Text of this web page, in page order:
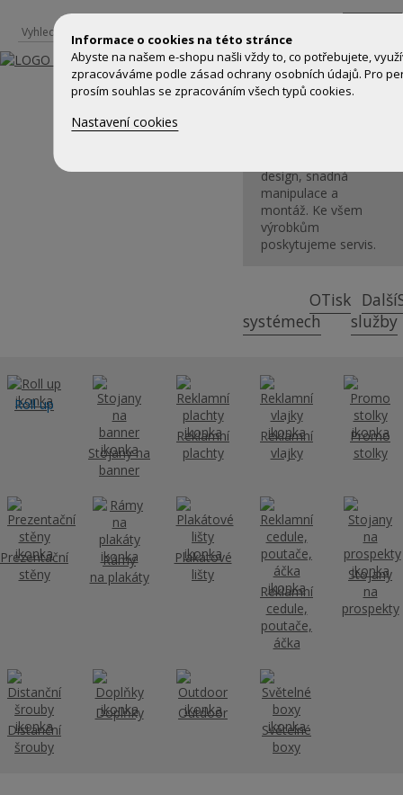
Výstavní,
prezentační a
design, snadná
manipulace a
montáž. Ke všem
výrobkům
poskytujeme servis.
O
systémech
Tisk Další
služby
Roll up
Stojany na
banner
Reklamní
plachty
Reklamní
vlajky
Promo
stolky
Prezentační
stěny
Rámy
na plakáty
Plakátové
lišty
Reklamní
cedule,
poutače,
áčka
Stojany
na
prospekty
Distanční
šrouby
Doplňky
Outdoor
Světelné
boxy
Informace o cookies na této stránce
Abyste na našem e-shopu našli vždy to, co potřebujete,
zpracováváme podle zásad ochrany osobních údajů. Pro
prosím souhlas se zpracováním všech typů cookies.
Nastavení cookies